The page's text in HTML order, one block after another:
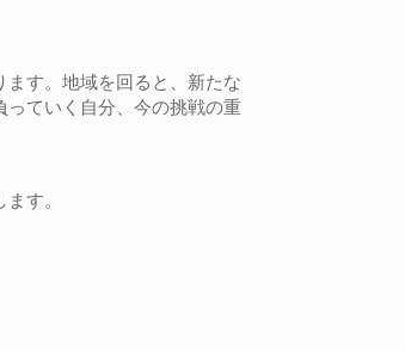
す。地域を回ると、新たな
ていく自分、今の挑戦の重
す。